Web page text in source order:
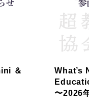
＆
What’s
〜2026